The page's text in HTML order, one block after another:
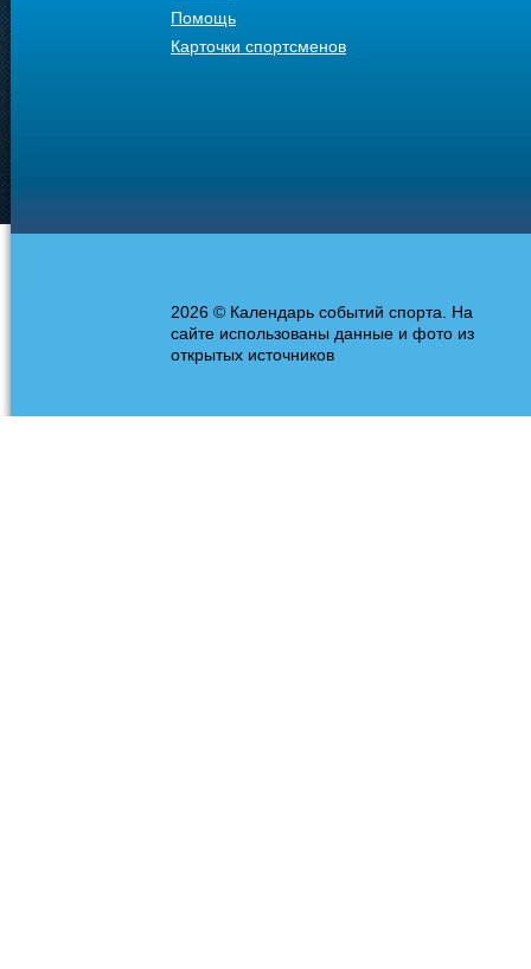
Помощь
Карточки спортсменов
2026 © Календарь событий спорта. На
сайте использованы данные и фото из
открытых источников